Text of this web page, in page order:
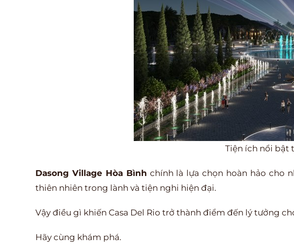
Tiện ích nổi bật
Dasong Village Hòa Bình chính là lựa chọn hoàn hảo cho
thiên nhiên trong lành và tiện nghi hiện đại.
Vậy điều gì khiến Casa Del Rio trở thành điểm đến lý tưởng
Hãy cùng khám phá.